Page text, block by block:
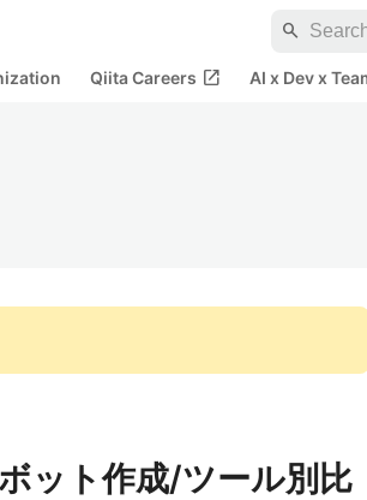
search
Qiita Careers open_in_new AI x Dev x
ット作成/ツール別比